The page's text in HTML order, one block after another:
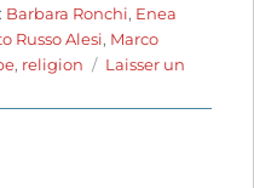
Barbara Ronchi, Enea
Russo Alesi, Marco
, religion
Laisser un